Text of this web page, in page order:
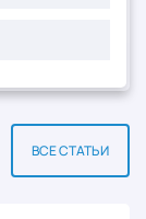
ВСЕ СТАТЬИ